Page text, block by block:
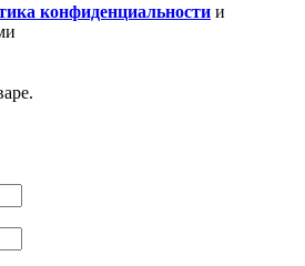
конфиденциальности и